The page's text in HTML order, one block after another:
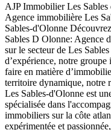
AJP Immobilier Les
Agence immobilière Les
Sables-d'Olonne
Sables D Olonne: Agence
sur le secteur de Les
d’expérience, notre
faire en matière
territoire dynamique, notre
Les Sables-d'Olonne est
spécialisée dans
immobiliers sur la côte
expérimentée et